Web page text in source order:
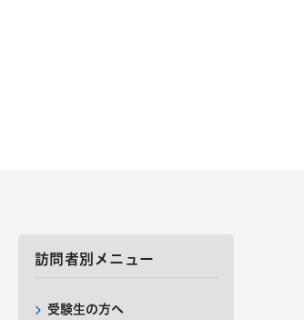
訪問者別メニュー
受験生の方へ